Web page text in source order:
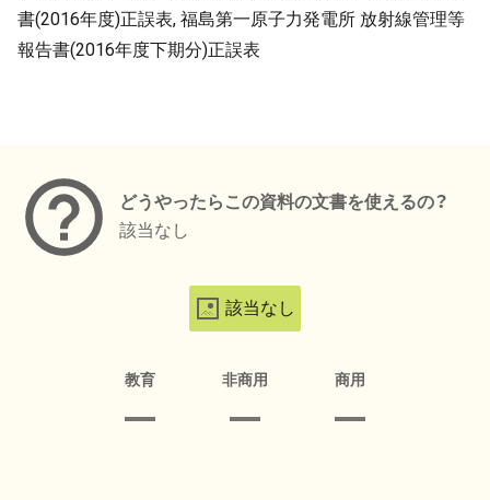
書(2016年度)正誤表, 福島第一原子力発電所 放射線管理等
報告書(2016年度下期分)正誤表
どうやったらこの資料の文書を使えるの？
該当なし
該当なし
教育 非商用 商用